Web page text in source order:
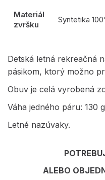
Materiál
zvršku
Syntetika
Detská letná rekreačná
pásikom, ktorý možno
Obuv je celá vyrobená
Váha jedného páru: 130 g
Letné nazúvaky.
ALEBO